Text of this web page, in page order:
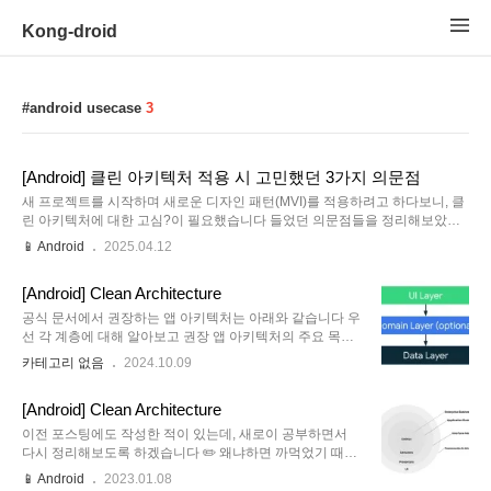
Kong-droid
android usecase 3
[Android] 클린 아키텍처 적용 시 고민했던 3가지 의문점
새 프로젝트를 시작하며 새로운 디자인 패턴(MVI)를 적용하려고 하다보니, 클
린 아키텍처에 대한 고심?이 필요했습니다 들었던 의문점들을 정리해보았어
요 🥹 🔒 Q1. Repository는 화면을 따라가야 할까? 데이터 주체를 따라가야 할
UserRepository: Repository는 데이터 주체를 중심으로 만들어야 여러 화면
에서 재사용 가능하고, 구조가 깔끔하게 유지 🔒 Q2. Repository는 domain 계
층인데, 구현체는 왜 data에 있을까? 🔑 A. Repository의 정의는 도메인에 있
📱 Android 2025.04.12
[Android] Clean Architecture
공식 문서에서 권장하는 앱 아키텍처는 아래와 같습니다 우
선 각 계층에 대해 알아보고 권장 앱 아키텍처의 주요 목표
에 대해 알아보겠습니다 1. Presentation Layer / UI Layer
(사용자 인터페이스 관련 책임) - Fragment, Activity-
(도메인 레이어) 간의 연결 역할 2. Domain Layer (비즈니
스 로직 관련 책임) - UseCase: 도메인 레이어의 핵심 구
성 요소로 비즈니스 로직을 수행하는 단위로,데이터 레이어
UI 레이어에 전달합니다.확장성과 재사용성을 고려해서 주
카테고리 없음 2024.10.09
[Android] Clean Architecture
이전 포스팅에도 작성한 적이 있는데, 새로이 공부하면서
다시 정리해보도록 하겠습니다 ✏️ 왜냐하면 까먹었기 때문
이죠 아마 내용이 비슷할거에요.. 그래도 한번 더 써보는걸
📱 Android 2023.01.08